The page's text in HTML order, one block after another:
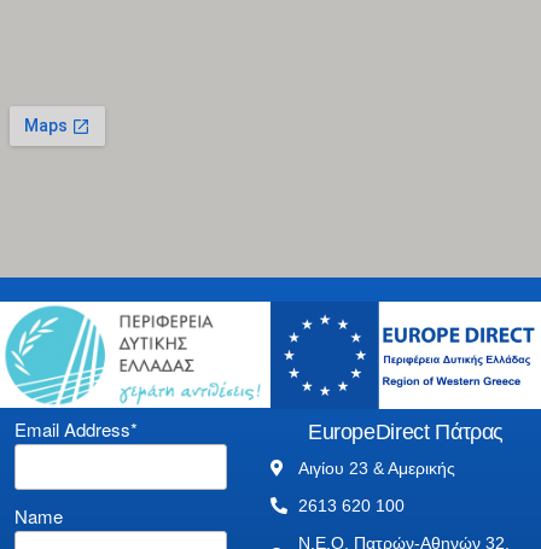
Email Address*
Name
EuropeDirect Πάτρας
Αιγίου 23 & Αμερικής
2613 620 100
Ν.Ε.Ο. Πατρών-Αθηνών 32,